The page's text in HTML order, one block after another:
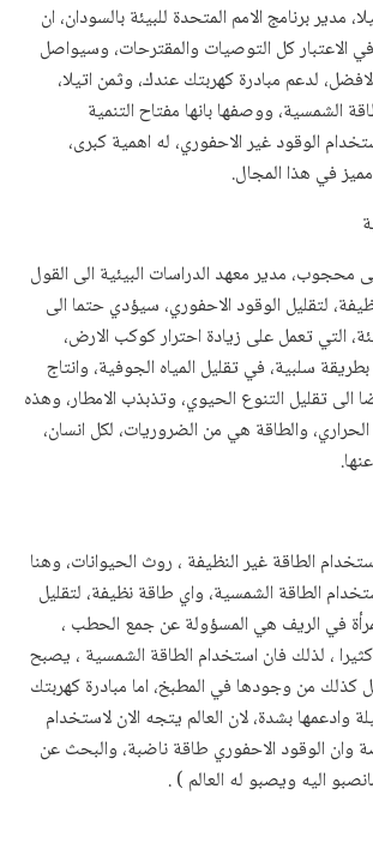
مدير برنامج الامم المتحدة للبيئة بالسودان، ان
في الاعتبار كل التوصيات والمقترحات، وسيواصل
لدعم مبادرة كهربتك عندك، وثمن اتيلا،
الشمسية، ووصفها بانها مفتاح التنمية
الوقود غير الاحفوري، له اهمية كبرى،
في هذا المجال.
مدير معهد الدراسات البيئية الى القول
لتقليل الوقود الاحفوري، سيؤدي حتما الى
التي تعمل على زيادة احترار كوكب الارض،
سلبية، في تقليل المياه الجوفية، وانتاج
الى تقليل التنوع الحيوي، وتذبذب الامطار، وهذه
الحراري، والطاقة هي من الضروريات، لكل انسان،
الطاقة غير النظيفة ، روث الحيوانات، وهنا
الطاقة الشمسية، واي طاقة نظيفة، لتقليل
في الريف هي المسؤولة عن جمع الحطب ،
، لذلك فان استخدام الطاقة الشمسية ، يصبح
كذلك من وجودها في المطبخ، اما مبادرة كهربتك
وادعمها بشدة، لان العالم يتجه الان لاستخدام
وان الوقود الاحفوري طاقة ناضبة، والبحث عن
اليه ويصبو له العالم ) .